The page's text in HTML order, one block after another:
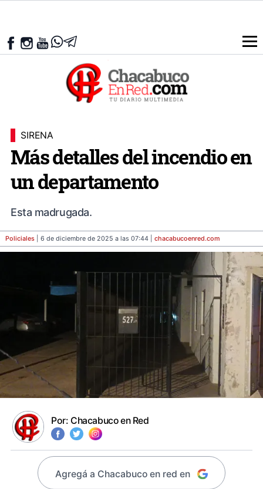
SIRENA
Más detalles del incendio en
un departamento
Esta madrugada.
Policiales | 6 de diciembre de 2025 a las 07:44 | chacabucoenred.com
Por: Chacabuco en Red
Agregá a Chacabuco en red en